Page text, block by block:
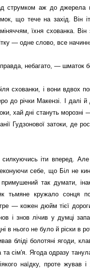
струмком аж до джерела
що тече на захід. Він
їхня схованка.
— одне слово, все
небагато, — шматок
схованки, і вони вдвох
до річки Макензі. I
хай дні стануть морозні
Гудзонової затоки, де
іти вперед.
себе, що Біл не
так думати,
кружало сонця
— кожен дюйм тієї
і знов лічив у думці
в нього не було й ріски в
бліді болотяні ягоди,
сім'я. Ягода одразу
наїдку, проте жував